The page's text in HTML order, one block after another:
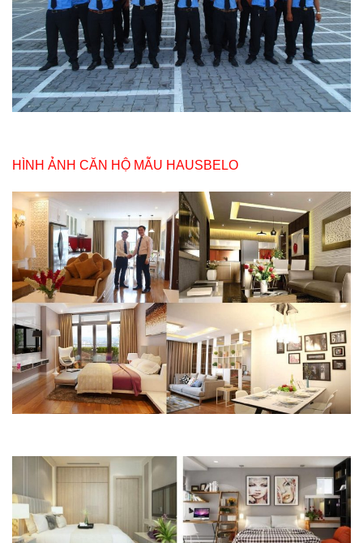
HÌNH ẢNH CĂN HỘ MẪU HAUSBELO